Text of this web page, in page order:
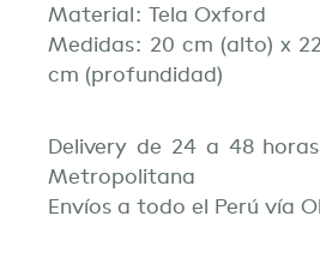
Material: Tela Oxford
Medidas: 20 cm (alto) x
cm (profundidad)
Delivery de 24 a 48
Metropolitana
Envíos a todo el Perú vía